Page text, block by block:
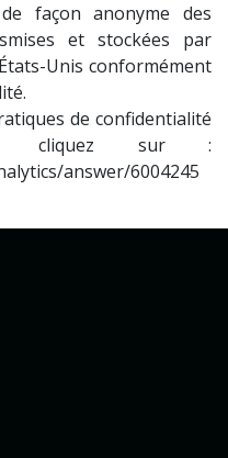
façon anonyme des
et stockées par
Unis conformément
de confidentialité
cliquez sur :
answer/6004245